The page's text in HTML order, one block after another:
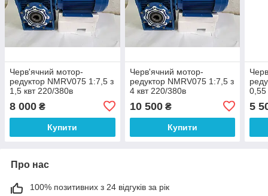
Черв'ячний мотор-
редуктор NMRV075 1:7,5 з
1,5 квт 220/380в
8 000 ₴
Купити
Черв'ячний мотор-
редуктор NMRV075 1:7,5 з
4 квт 220/380в
10 500₴
Купити
0,55
5
Про нас
100% позитивних з 24 відгуків за рік